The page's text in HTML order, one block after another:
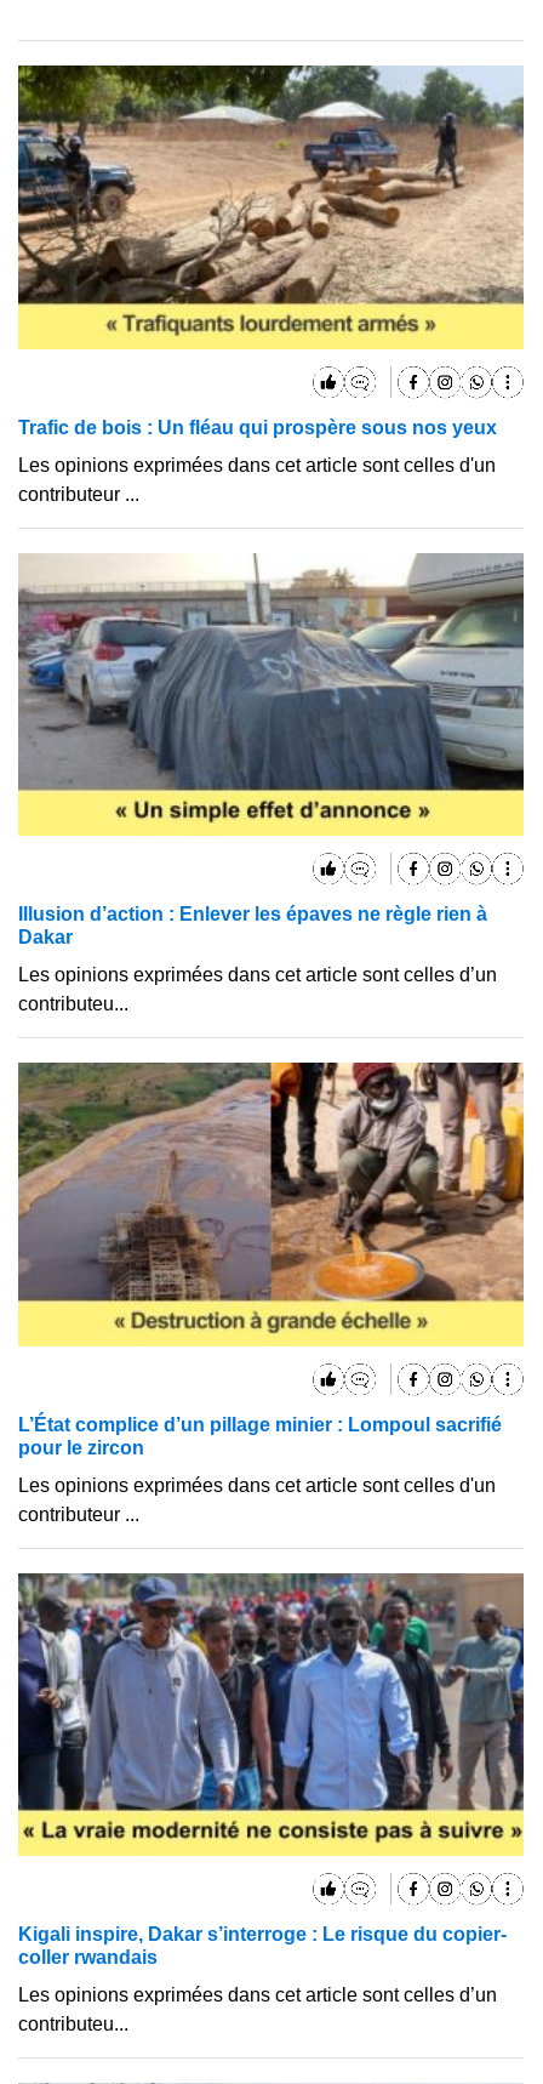
Trafic de bois : Un fléau qui prospère sous nos yeux
Les opinions exprimées dans cet article sont celles d'un
contributeur ...
Illusion d’action : Enlever les épaves ne règle rien à
Dakar
Les opinions exprimées dans cet article sont celles d’un
contributeu...
L’État complice d’un pillage minier : Lompoul sacrifié
pour le zircon
Les opinions exprimées dans cet article sont celles d'un
contributeur ...
Kigali inspire, Dakar s’interroge : Le risque du copier-
coller rwandais
Les opinions exprimées dans cet article sont celles d’un
contributeu...